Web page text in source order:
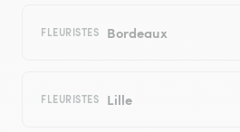
FLEURISTES Bordeaux
FLEURISTES Lille